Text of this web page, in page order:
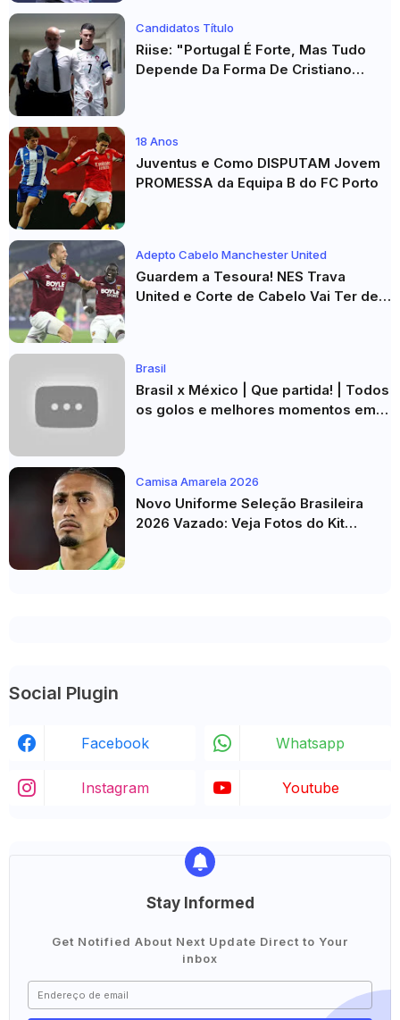
Candidatos Título
Riise: "Portugal É Forte, Mas Tudo
Depende Da Forma De Cristiano
18 Anos
Juventus e Como DISPUTAM Jovem
PROMESSA da Equipa B do FC Porto
Adepto Cabelo Manchester United
Guardem a Tesoura! NES Trava
United e Corte de Cabelo Vai Ter de
Brasil
Brasil x México | Que partida! | Todos
os golos e melhores momentos em
Camisa Amarela 2026
Novo Uniforme Seleção Brasileira
2026 Vazado: Veja Fotos do Kit
Social Plugin
Facebook Whatsapp
Instagram Youtube
Stay Informed
Get Notified About Next Update Direct to Your
inbox